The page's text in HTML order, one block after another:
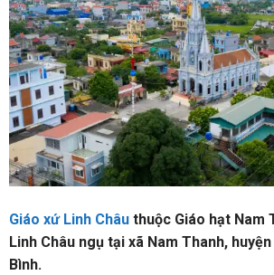
Giáo xứ Linh Châu thuộc Giáo hạt Nam
Linh Châu ngụ tại xã Nam Thanh,
Bình.